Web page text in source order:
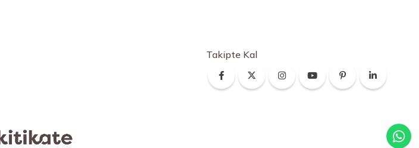
Takipte Kal